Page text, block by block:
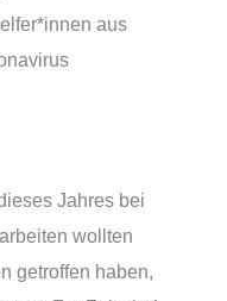
aus
Jahres bei
wollten
getroffen haben,